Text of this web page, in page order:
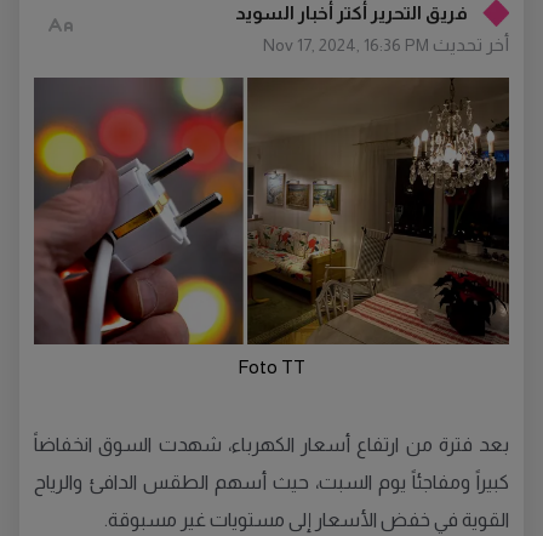
فريق التحرير أكتر أخبار السويد
أخر تحديث Nov 17, 2024, 16:36 PM
Foto TT
بعد فترة من ارتفاع أسعار الكهرباء، شهدت السوق انخفاضاً
كبيراً ومفاجئاً يوم السبت، حيث أسهم الطقس الدافئ والرياح
القوية في خفض الأسعار إلى مستويات غير مسبوقة.